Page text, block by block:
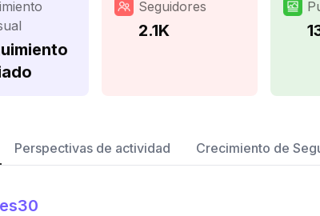
Seguidores
2.1K
Perspectivas de actividad Crecimiento de